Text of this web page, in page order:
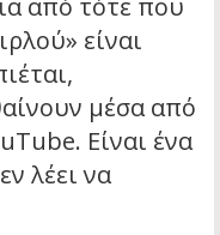
είναι
μέσα από
Είναι ένα
λέει να